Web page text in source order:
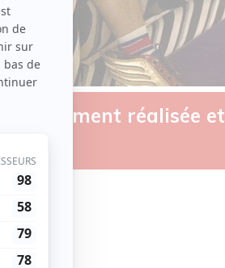
réalisée et